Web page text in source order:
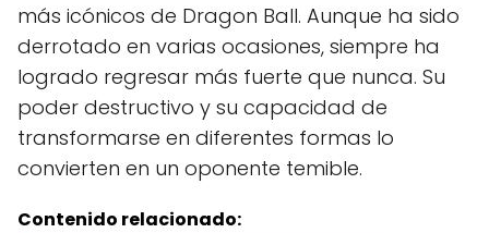
más icónicos de Dragon Ball. Aunque ha sido
derrotado en varias ocasiones, siempre ha
logrado regresar más fuerte que nunca. Su
poder destructivo y su capacidad de
transformarse en diferentes formas lo
convierten en un oponente temible.
Contenido relacionado: